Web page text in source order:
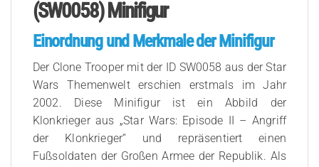
(SW0058) Minifigur
Einordnung und Merkmale der Minifigur
Der Clone Trooper mit der ID SW0058 aus der Star
Wars Themenwelt erschien erstmals im Jahr
2002. Diese Minifigur ist ein Abbild der
Klonkrieger aus „Star Wars: Episode II – Angriff
der Klonkrieger“ und repräsentiert einen
Fußsoldaten der Großen Armee der Republik. Als